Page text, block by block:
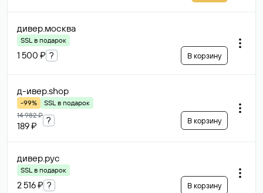
дивер.москва
SSL в подарок
1 500 ₽ ? В корзину
д-ивер.shop
-99%
SSL в подарок
14 982 ₽
189 ₽
? В корзину
дивер.рус
SSL в подарок
2 516 ₽ ? В корзину